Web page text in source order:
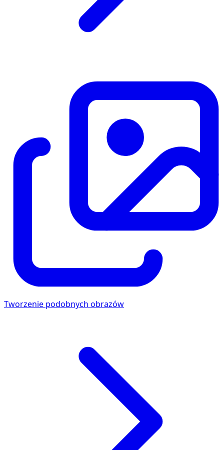
Tworzenie podobnych obrazów